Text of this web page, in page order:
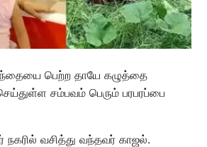
பெற்ற தாயே கழுத்தை
சம்பவம் பெரும் பரபரப்பை
நகரில் வசித்து வந்தவர் காஜல்.